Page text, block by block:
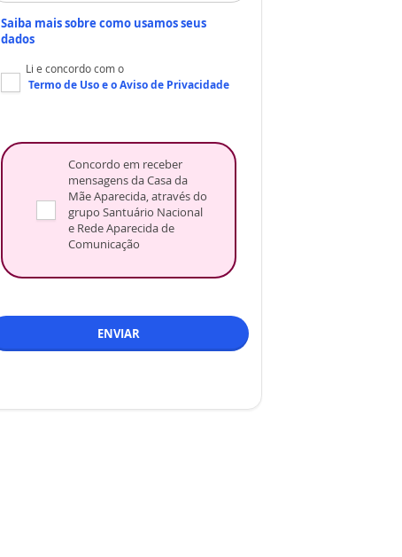
Saiba mais sobre como usamos seus
dados
Li e concordo com o
Termo de Usoe oAviso de Privacidade
Concordo em receber
mensagens da Casa da
Mãe Aparecida, através do
grupo Santuário Nacional
e Rede Aparecida de
Comunicação
ENVIAR